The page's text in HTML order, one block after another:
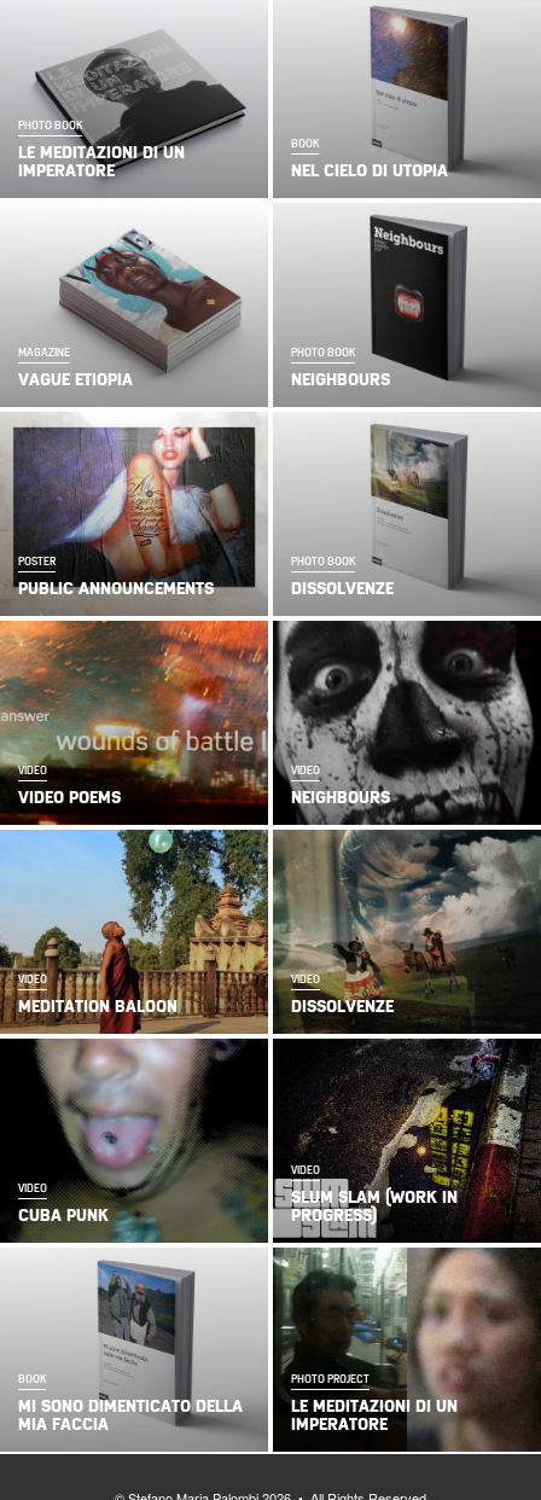
PHOTO BOOK
LE MEDITAZIONI DI UN
IMPERATORE
BOOK
NEL CIELO DI UTOPIA
MAGAZINE
VAGUE ETIOPIA
PHOTO BOOK
NEIGHBOURS
POSTER
PUBLIC ANNOUNCEMENTS
PHOTO BOOK
DISSOLVENZE
VIDEO
VIDEO POEMS
VIDEO
NEIGHBOURS
VIDEO
MEDITATION BALOON
VIDEO
DISSOLVENZE
VIDEO
CUBA PUNK
VIDEO
SLUM SLAM (WORK IN
PROGRESS)
BOOK
MI SONO DIMENTICATO DELLA
MIA FACCIA
PHOTO PROJECT
LE MEDITAZIONI DI UN
IMPERATORE